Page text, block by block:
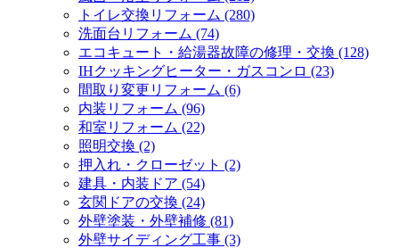
トイレ交換リフォーム (280)
洗面台リフォーム (74)
エコキュート・給湯器故障の修理・交換 (128)
IHクッキングヒーター・ガスコンロ (23)
間取り変更リフォーム (6)
内装リフォーム (96)
和室リフォーム (22)
照明交換 (2)
押入れ・クローゼット (2)
建具・内装ドア (54)
玄関ドアの交換 (24)
外壁塗装・外壁補修 (81)
外壁サイディング工事 (3)